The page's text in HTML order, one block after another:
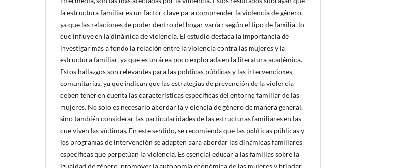
la estructura familiar es un factor clave para comprender la violencia de género,
ya que las relaciones de poder dentro del hogar varían según el tipo de familia, lo
que influye en la dinámica de violencia. El estudio destaca la importancia de
investigar más a fondo la relación entre la violencia contra las mujeres y la
estructura familiar, ya que es un área poco explorada en la literatura académica.
Estos hallazgos son relevantes para las políticas públicas y las intervenciones
comunitarias, ya que indican que las estrategias de prevención de la violencia
deben tener en cuenta las características específicas del entorno familiar de las
mujeres. No solo es necesario abordar la violencia de género de manera general,
sino también considerar las particularidades de las estructuras familiares en las
que viven las víctimas. En este sentido, se recomienda que las políticas públicas y
los programas de intervención se adapten para abordar las dinámicas familiares
específicas que perpetúan la violencia. Es esencial educar a las familias sobre la
igualdad de género, promover la autonomía económica de las mujeres y brindar